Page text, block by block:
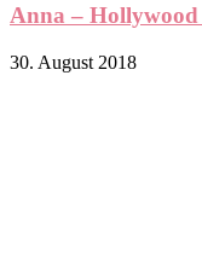
Anna –
30. August 2018